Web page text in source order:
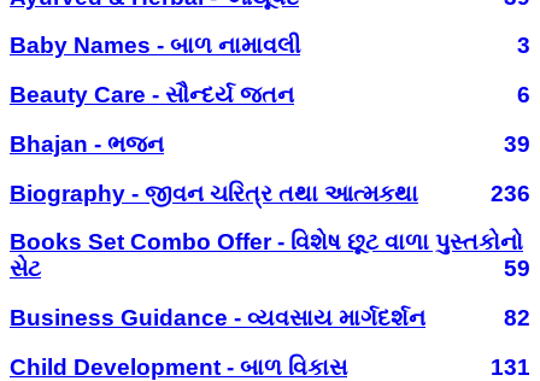
Baby Names - બાળ નામાવલી
3
Beauty Care - સૌન્દર્ય જતન
6
Bhajan - ભજન
39
Biography - જીવન ચરિત્ર તથા આત્મકથા
236
Books Set Combo Offer - વિશેષ છૂટ વાળા પુસ્તકોનો
સેટ
59
Business Guidance - વ્યવસાય માર્ગદર્શન
82
Child Development - બાળ વિકાસ
131